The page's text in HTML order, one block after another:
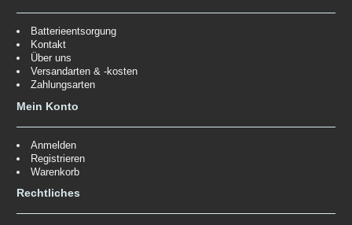
Batterieentsorgung
Kontakt
Über uns
Versandarten & -kosten
Zahlungsarten
Mein Konto
Anmelden
Registrieren
Warenkorb
Rechtliches